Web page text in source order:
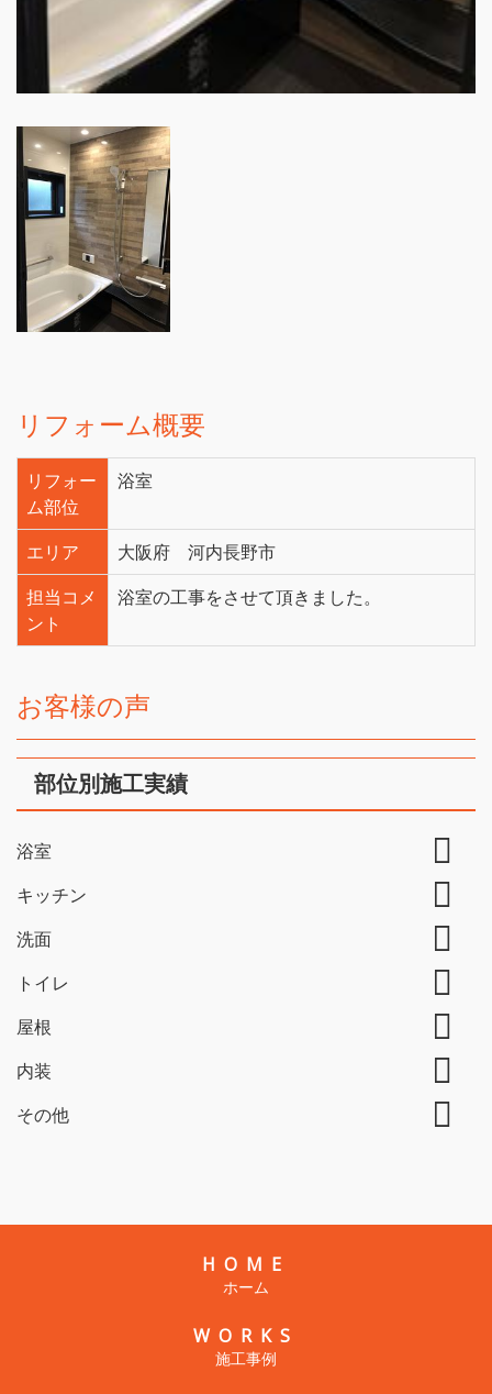
リフォーム概要
リフォー
ム部位
浴室
エリア
大阪府 河内長野市
担当コメ
ント
浴室の工事をさせて頂きました。
お客様の声
部位別施工実績
浴室
キッチン
洗面
トイレ
屋根
内装
その他
HOME
ホーム
WORKS
施工事例